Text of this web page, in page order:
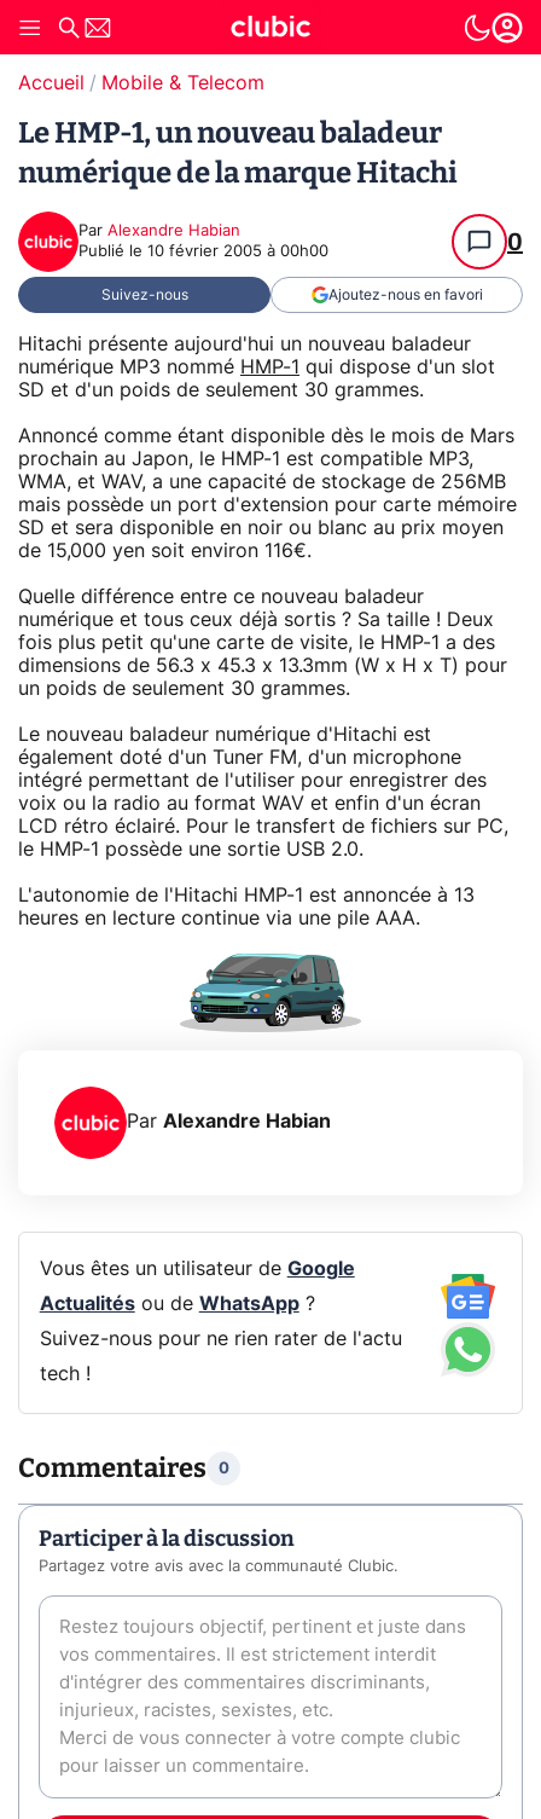
Accueil Mobile & Telecom
Le HMP-1, un nouveau baladeur
numérique de la marque Hitachi
Par Alexandre Habian
Publié le 10 février 2005 à 00h00 0
Suivez-nous Ajoutez-nous en favori
Hitachi présente aujourd'hui un nouveau baladeur
numérique MP3 nommé HMP-1 qui dispose d'un slot
SD et d'un poids de seulement 30 grammes.
Annoncé comme étant disponible dès le mois de Mars
prochain au Japon, le HMP-1 est compatible MP3,
WMA, et WAV, a une capacité de stockage de 256MB
mais possède un port d'extension pour carte mémoire
SD et sera disponible en noir ou blanc au prix moyen
de 15,000 yen soit environ 116€.
Quelle différence entre ce nouveau baladeur
numérique et tous ceux déjà sortis ? Sa taille ! Deux
fois plus petit qu'une carte de visite, le HMP-1 a des
dimensions de 56.3 x 45.3 x 13.3mm (W x H x T) pour
un poids de seulement 30 grammes.
Le nouveau baladeur numérique d'Hitachi est
également doté d'un Tuner FM, d'un microphone
intégré permettant de l'utiliser pour enregistrer des
voix ou la radio au format WAV et enfin d'un écran
LCD rétro éclairé. Pour le transfert de fichiers sur PC,
le HMP-1 possède une sortie USB 2.0.
L'autonomie de l'Hitachi HMP-1 est annoncée à 13
heures en lecture continue via une pile AAA.
Par Alexandre Habian
Vous êtes un utilisateur de Google
Actualitésou de WhatsApp?
Suivez-nous pour ne rien rater de l'actu
tech !
Commentaires 0
Participer à la discussion
Partagez votre avis avec la communauté Clubic.